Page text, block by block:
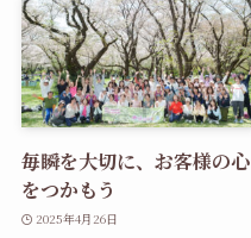
毎瞬を大切に、お客様の心
をつかもう
2025年4月26日